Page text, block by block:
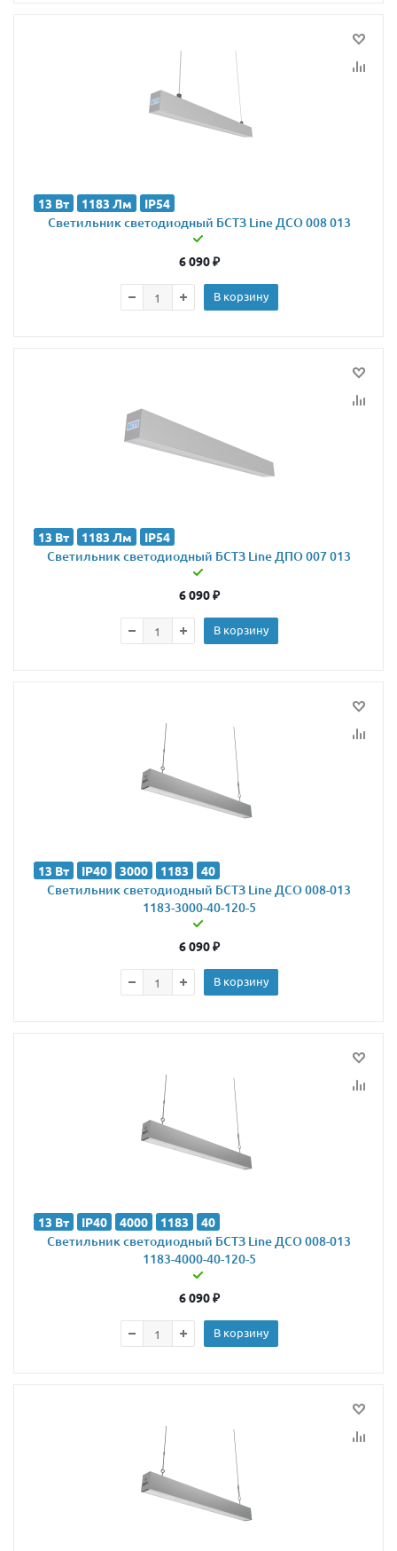
13 Вт 1183 Лм IP54
Светильник светодиодный БСТЗ Line ДСО 008 013
6 090₽
В корзину
13 Вт 1183 Лм IP54
Светильник светодиодный БСТЗ Line ДПО 007 013
6 090₽
В корзину
13 Вт IP40 3000 1183 40
Светильник светодиодный БСТЗ Line ДСО 008-013
1183-3000-40-120-5
6 090₽
В корзину
13 Вт IP40 4000 1183 40
Светильник светодиодный БСТЗ Line ДСО 008-013
1183-4000-40-120-5
6 090₽
В корзину